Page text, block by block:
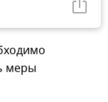
меры